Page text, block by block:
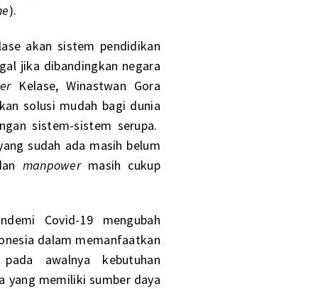
).
akan sistem pendidikan
jika dibandingkan negara
Kelase, Winastwan Gora
solusi mudah bagi dunia
sistem-sistem serupa.
sudah ada masih belum
manpowermasih cukup
Covid-19 mengubah
dalam memanfaatkan
awalnya kebutuhan
yang memiliki sumber daya